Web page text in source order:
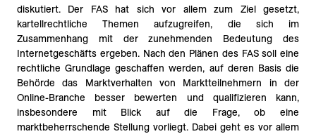
diskutiert. Der FAS hat sich vor allem zum Ziel gesetzt,
kartellrechtliche Themen aufzugreifen, die sich im
Zusammenhang mit der zunehmenden Bedeutung des
Internetgeschäfts ergeben. Nach den Plänen des FAS soll eine
rechtliche Grundlage geschaffen werden, auf deren Basis die
Behörde das Marktverhalten von Marktteilnehmern in der
Online-Branche besser bewerten und qualifizieren kann,
insbesondere mit Blick auf die Frage, ob eine
marktbeherrschende Stellung vorliegt. Dabei geht es vor allem